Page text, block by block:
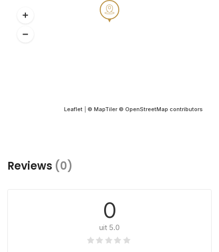
Leaflet © MapTiler © OpenStreetMap contributors
Reviews (0)
0
uit 5.0